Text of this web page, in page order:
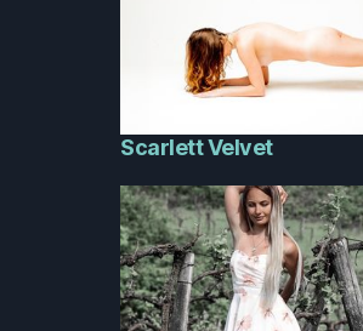
Scarlett Velvet